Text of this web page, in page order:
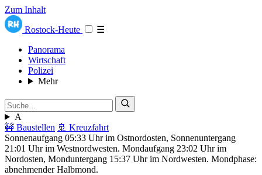
Zum Inhalt
Rostock-Heute
☰
Panorama
Wirtschaft
Polizei
Mehr
A
🚧 Baustellen 🚢 Kreuzfahrt
Sonnenaufgang 05:33 Uhr im Ostnordosten, Sonnenuntergang
21:01 Uhr im Westnordwesten. Mondaufgang 23:02 Uhr im
Nordosten, Monduntergang 15:37 Uhr im Nordwesten. Mondphase:
abnehmender Halbmond.